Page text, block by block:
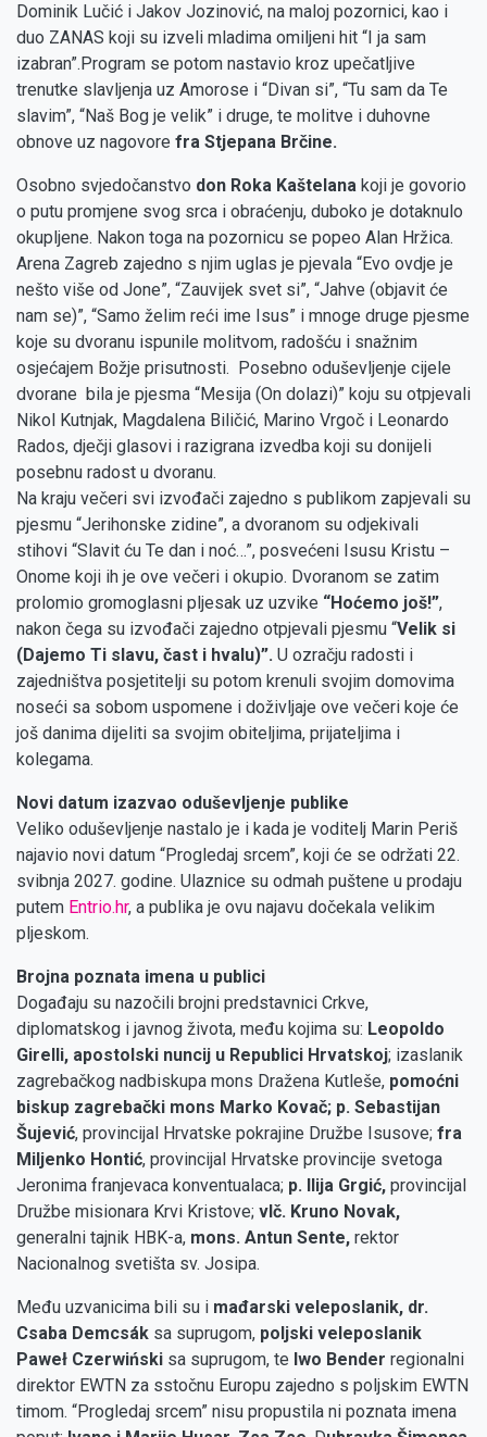
Dominik Lučić i Jakov Jozinović, na maloj pozornici, kao i
duo ZANAS koji su izveli mladima omiljeni hit “I ja sam
izabran”.Program se potom nastavio kroz upečatljive
trenutke slavljenja uz Amorose i “Divan si”, “Tu sam da Te
slavim”, “Naš Bog je velik” i druge, te molitve i duhovne
obnove uz nagovore fra Stjepana Brčine.
Osobno svjedočanstvo don Roka Kaštelana koji je govorio
o putu promjene svog srca i obraćenju, duboko je dotaknulo
okupljene. Nakon toga na pozornicu se popeo Alan Hržica.
Arena Zagreb zajedno s njim uglas je pjevala “Evo ovdje je
nešto više od Jone”, “Zauvijek svet si”, “Jahve (objavit će
nam se)”, “Samo želim reći ime Isus” i mnoge druge pjesme
koje su dvoranu ispunile molitvom, radošću i snažnim
osjećajem Božje prisutnosti. Posebno oduševljenje cijele
dvorane bila je pjesma “Mesija (On dolazi)” koju su otpjevali
Nikol Kutnjak, Magdalena Biličić, Marino Vrgoč i Leonardo
Rados, dječji glasovi i razigrana izvedba koji su donijeli
posebnu radost u dvoranu.
Na kraju večeri svi izvođači zajedno s publikom zapjevali su
pjesmu “Jerihonske zidine”, a dvoranom su odjekivali
stihovi “Slavit ću Te dan i noć…”, posvećeni Isusu Kristu –
Onome koji ih je ove večeri i okupio. Dvoranom se zatim
prolomio gromoglasni pljesak uz uzvike “Hoćemo još!”,
nakon čega su izvođači zajedno otpjevali pjesmu “Velik si
(Dajemo Ti slavu, čast i hvalu)”. U ozračju radosti i
zajedništva posjetitelji su potom krenuli svojim domovima
noseći sa sobom uspomene i doživljaje ove večeri koje će
još danima dijeliti sa svojim obiteljima, prijateljima i
kolegama.
Novi datum izazvao oduševljenje publike
Veliko oduševljenje nastalo je i kada je voditelj Marin Periš
najavio novi datum “Progledaj srcem”, koji će se održati 22.
svibnja 2027. godine. Ulaznice su odmah puštene u prodaju
putem Entrio.hr, a publika je ovu najavu dočekala velikim
pljeskom.
Brojna poznata imena u publici
Događaju su nazočili brojni predstavnici Crkve,
diplomatskog i javnog života, među kojima su: Leopoldo
Girelli, apostolski nuncij u Republici Hrvatskoj; izaslanik
zagrebačkog nadbiskupa mons Dražena Kutleše, pomoćni
biskup zagrebački mons Marko Kovač; p. Sebastijan
Šujević, provincijal Hrvatske pokrajine Družbe Isusove; fra
Miljenko Hontić, provincijal Hrvatske provincije svetoga
Jeronima franjevaca konventualaca; p. Ilija Grgić, provincijal
Družbe misionara Krvi Kristove; vlč. Kruno Novak,
generalni tajnik HBK-a, mons. Antun Sente, rektor
Nacionalnog svetišta sv. Josipa.
Među uzvanicima bili su i mađarski veleposlanik, dr.
Csaba Demcsák sa suprugom, poljski veleposlanik
Paweł Czerwiński sa suprugom, te Iwo Bender regionalni
direktor EWTN za sstočnu Europu zajedno s poljskim EWTN
timom. “Progledaj srcem” nisu propustila ni poznata imena